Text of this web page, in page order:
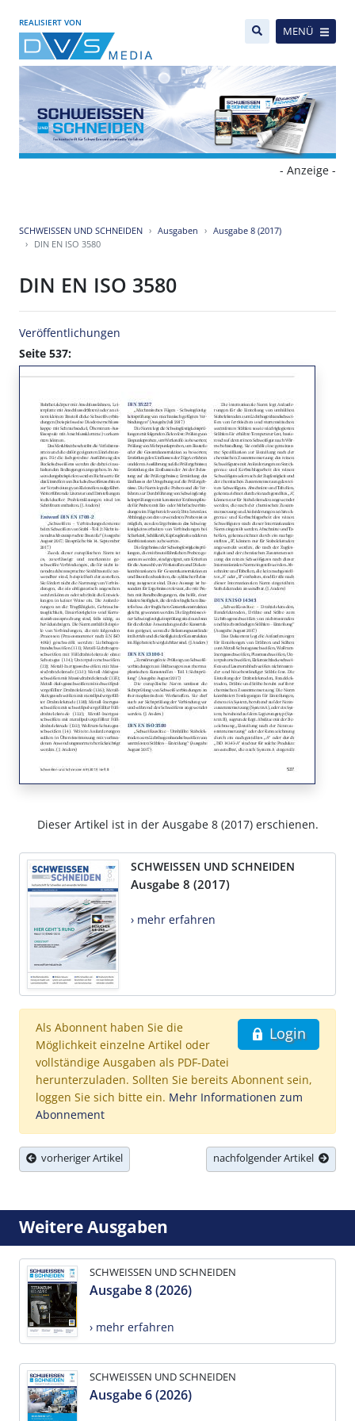
REALISIERT VON
MENÜ
- Anzeige -
SCHWEISSEN UND SCHNEIDEN Ausgaben
Ausgabe 8 (2017)
DIN EN ISO 3580
DIN EN ISO 3580
Veröffentlichungen
Seite 537:
Dieser Artikel ist in der Ausgabe 8 (2017) erschienen.
SCHWEISSEN UND SCHNEIDEN
Ausgabe 8 (2017)
› mehr erfahren
Login
Als Abonnent haben Sie die
Möglichkeit einzelne Artikel oder
vollständige Ausgaben als PDF-Datei
herunterzuladen. Sollten Sie bereits Abonnent sein,
loggen Sie sich bitte ein. Mehr Informationen zum
Abonnement
vorheriger Artikel nachfolgender Artikel
Weitere Ausgaben
SCHWEISSEN UND SCHNEIDEN
Ausgabe 8 (2026)
› mehr erfahren
SCHWEISSEN UND SCHNEIDEN
Ausgabe 6 (2026)